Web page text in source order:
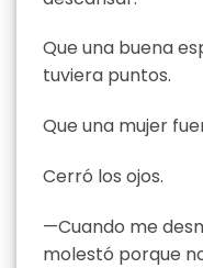
Que una buena
tuviera puntos.
Que una mujer
Cerró los ojos.
—Cuando me
molestó porque